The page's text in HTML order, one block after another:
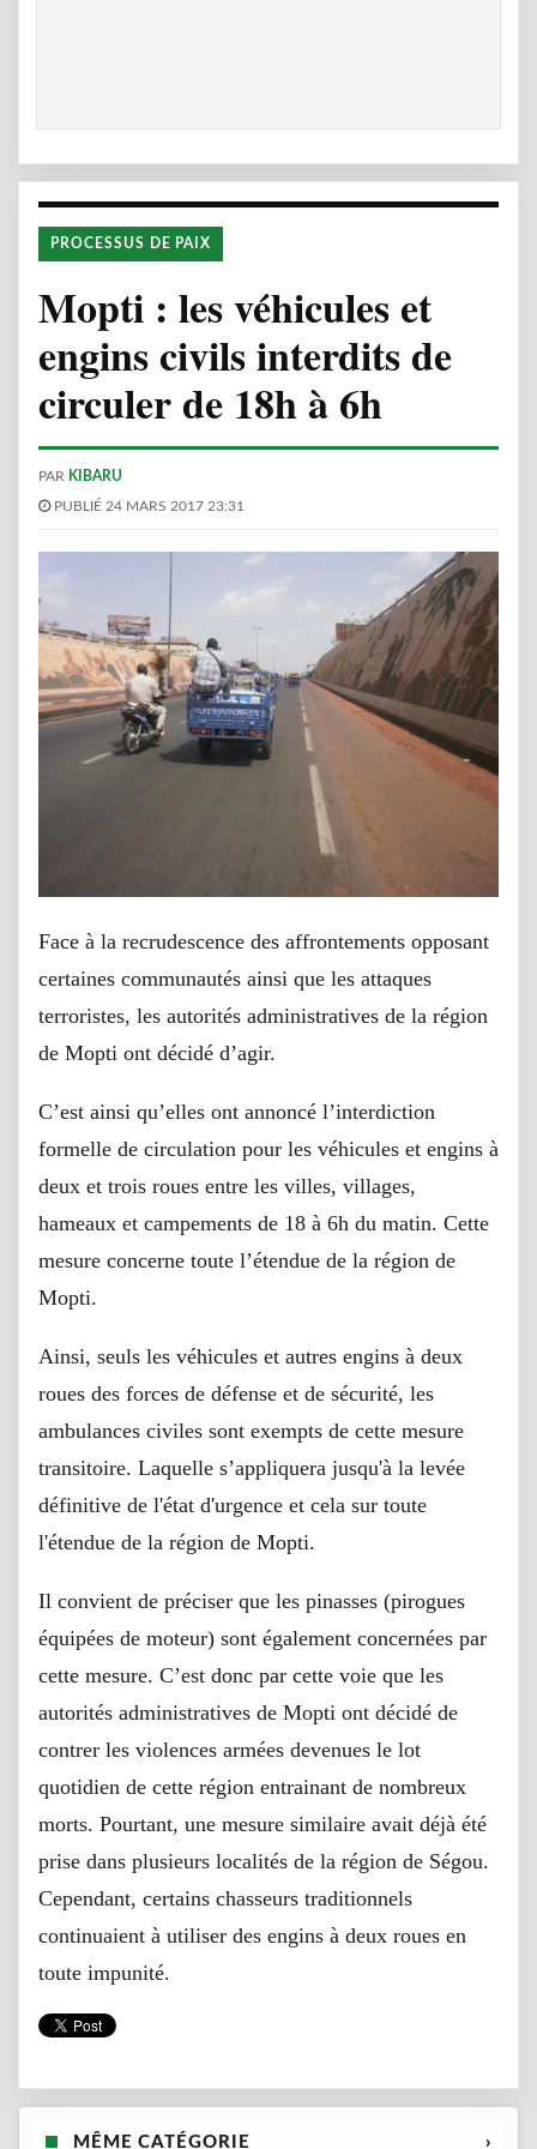
PROCESSUS DE PAIX
Mopti : les véhicules et
engins civils interdits de
circuler de 18h à 6h
PAR KIBARU
PUBLIÉ 24 MARS 2017 23:31
Face à la recrudescence des affrontements opposant
certaines communautés ainsi que les attaques
terroristes, les autorités administratives de la région
de Mopti ont décidé d’agir.
C’est ainsi qu’elles ont annoncé l’interdiction
formelle de circulation pour les véhicules et engins à
deux et trois roues entre les villes, villages,
hameaux et campements de 18 à 6h du matin. Cette
mesure concerne toute l’étendue de la région de
Mopti.
Ainsi, seuls les véhicules et autres engins à deux
roues des forces de défense et de sécurité, les
ambulances civiles sont exempts de cette mesure
transitoire. Laquelle s’appliquera jusqu'à la levée
définitive de l'état d'urgence et cela sur toute
l'étendue de la région de Mopti.
Il convient de préciser que les pinasses (pirogues
équipées de moteur) sont également concernées par
cette mesure. C’est donc par cette voie que les
autorités administratives de Mopti ont décidé de
contrer les violences armées devenues le lot
quotidien de cette région entrainant de nombreux
morts. Pourtant, une mesure similaire avait déjà été
prise dans plusieurs localités de la région de Ségou.
Cependant, certains chasseurs traditionnels
continuaient à utiliser des engins à deux roues en
toute impunité.
MÊME CATÉGORIE ›